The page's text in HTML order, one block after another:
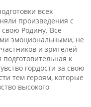
всех
произведения с
свою Родину. Все
эмоциональными, не
и зрителей
к
гордости за свою
тем героям, которые
высокого